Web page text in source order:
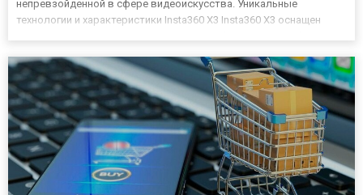
непревзойденной в сфере видеоискусства. Уникальные
технологии и характеристики Insta360 X3 Insta360 X3 оснащен